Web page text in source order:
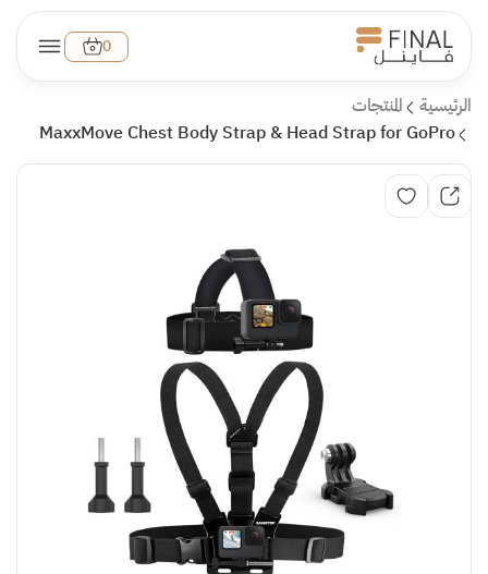
0
الرئيسية
المنتجات
MaxxMove Chest Body Strap & Head Strap for GoPro